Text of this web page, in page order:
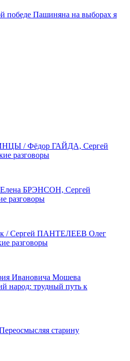
победе Пашиняна на выборах я
/ Фёдор ГАЙДА, Сергей
разговоры
Елена БРЭНСОН, Сергей
разговоры
/ Сергей ПАНТЕЛЕЕВ Олег
разговоры
Ивановича Мошева
народ: трудный путь к
старину